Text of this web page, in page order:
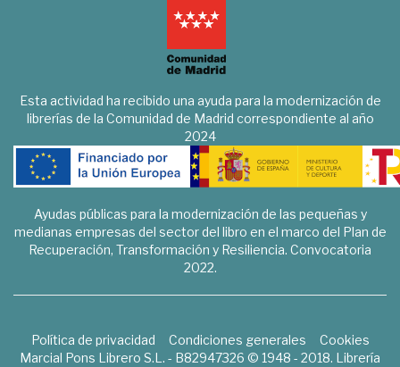
Esta actividad ha recibido una ayuda para la modernización de
librerías de la Comunidad de Madrid correspondiente al año
2024
Ayudas públicas para la modernización de las pequeñas y
medianas empresas del sector del libro en el marco del Plan de
Recuperación, Transformación y Resiliencia. Convocatoria
2022.
Política de privacidad Condiciones generales
Cookies
Marcial Pons Librero S.L. - B82947326 © 1948 - 2018. Librería